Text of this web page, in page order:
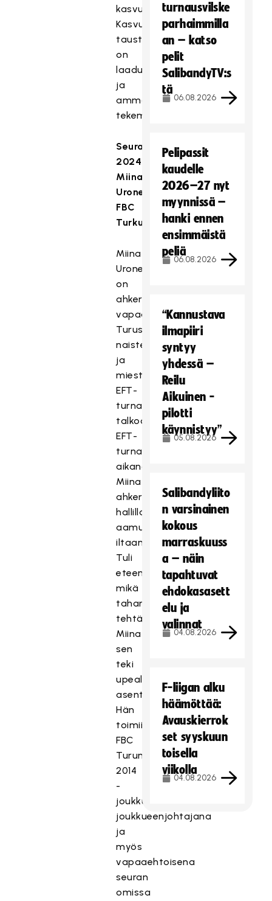
kasvuaan.
Kasvun
taustalla
on
laadukas
ja
ammattimainen
tekeminen.
Seuratoimija
2024:
Miina
Uronen,
FBC
Turku
Miina
Uronen
on
ahkeroinut
vapaaehtoisena
Turussa
naisten
ja
miesten
EFT-
turnausten
talkootehtävissä.
EFT-
turnausten
aikana
Miina
ahkeroi
hallilla
aamusta
iltaan.
Tuli
eteen
mikä
tahansa
tehtävä,
Miina
sen
teki
upealla
asenteella.
Hän
toimii
FBC
Turun
2014
-
joukkueen
joukkueenjohtajana
ja
myös
vapaaehtoisena
seuran
omissa
turnausvilske
parhaimmilla
an – katso
pelit
SalibandyTV:s
tä
06.08.2026
Pelipassit
kaudelle
2026–27 nyt
myynnissä –
hanki ennen
ensimmäistä
peliä
06.08.2026
“Kannustava
ilmapiiri
syntyy
yhdessä –
Reilu
Aikuinen -
pilotti
käynnistyy”
05.08.2026
Salibandyliito
n varsinainen
kokous
marraskuuss
a – näin
tapahtuvat
ehdokasasett
elu ja
valinnat
04.08.2026
F-liigan alku
häämöttää:
Avauskierrok
set syyskuun
toisella
viikolla
04.08.2026